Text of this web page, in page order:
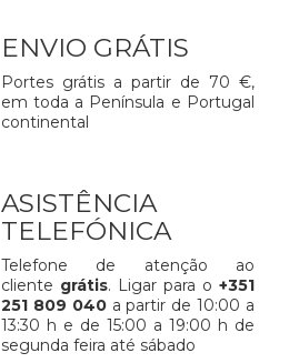
ENVIO GRÁTIS
Portes grátis a partir de 70 €,
em toda a Península e Portugal
continental
ASISTÊNCIA
TELEFÓNICA
Telefone de atenção ao
cliente grátis. Ligar para o +351
251 809 040a partir de 10:00 a
13:30 h e de 15:00 a 19:00 h de
segunda feira até sábado